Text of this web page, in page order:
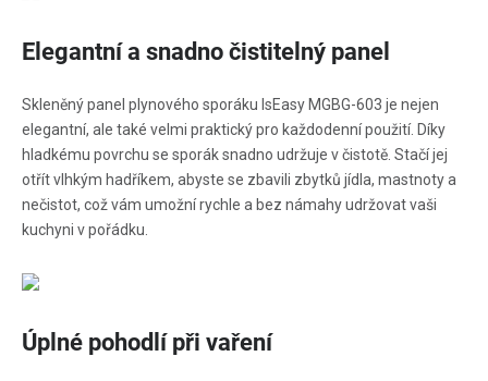
Elegantní a snadno čistitelný panel
Skleněný panel plynového sporáku IsEasy MGBG-603 je nejen
elegantní, ale také velmi praktický pro každodenní použití. Díky
hladkému povrchu se sporák snadno udržuje v čistotě. Stačí jej
otřít vlhkým hadříkem, abyste se zbavili zbytků jídla, mastnoty a
nečistot, což vám umožní rychle a bez námahy udržovat vaši
kuchyni v pořádku.
Úplné pohodlí při vaření